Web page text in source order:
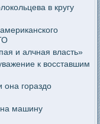
в кругу
и алчная власть»
к восставшим
она гораздо
машину